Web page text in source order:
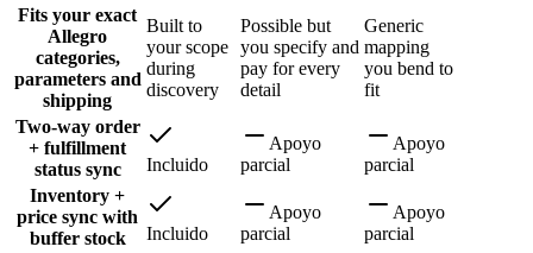
Fits your exact
Allegro
categories,
parameters and
shipping
Built to
your scope
during
discovery
Possible but
you specify and
pay for every
detail
Generic
mapping
you bend to
fit
Two-way order
+ fulfillment
status sync
Incluido
Apoyo
parcial
Apoyo
parcial
Inventory +
price sync with
buffer stock
Incluido
Apoyo
parcial
Apoyo
parcial